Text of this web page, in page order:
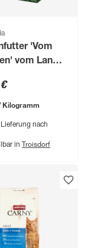
'Vom
vom Land
g
€
Kilogramm
Lieferung nach
in Troisdorf